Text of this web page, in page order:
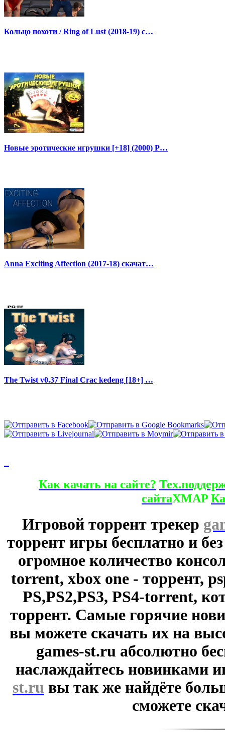
Кольцо похоти / Ring of Lust (2018-19) с…
Новые эротические игрушки [+18] (2000) P…
Anna Exciting Affection (2017-18) скачат…
The Twist v0.37 Final Crac kedeng [18+] …
Как качать на сайте?
сайтаXMAP
Игровой торрент трекер
торрент игры бесплатно и
огромное количество
torrent, xbox one - торрент,
PS,PS2,PS3, PS4-torrent,
торрент. Самые горячие
вы можете скачать их на
games-st.ru абсолютно
наслаждайтесь новинками
st.ru вы так же найдёте
сможете